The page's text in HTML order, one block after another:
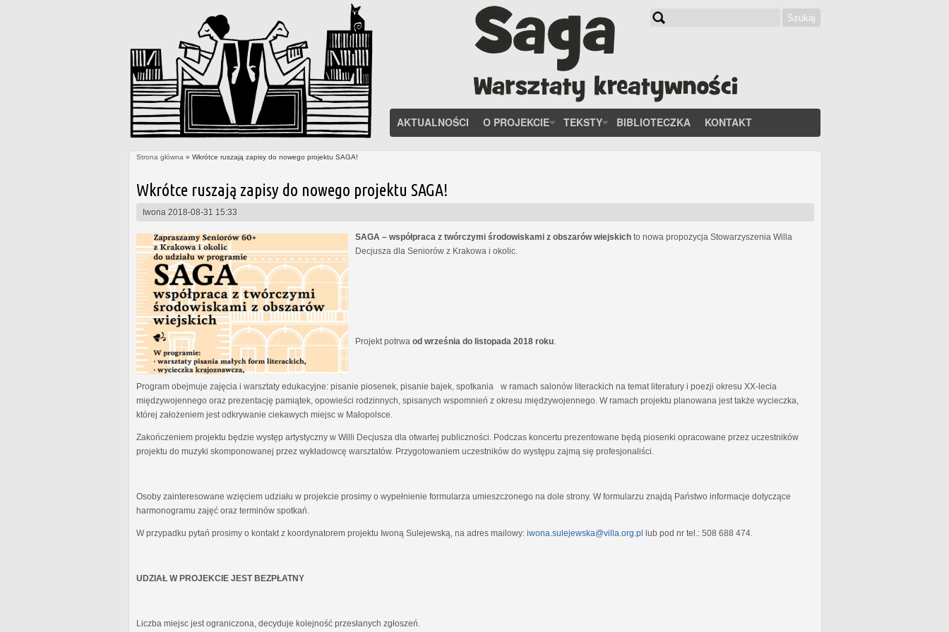
Szukaj
AKTUALNOŚCI O PROJEKCIE TEKSTY BIBLIOTECZKA KONTAKT
Strona główna » Wkrótce ruszają zapisy do nowego projektu SAGA!
Wkrótce ruszają zapisy do nowego projektu SAGA!
Iwona 2018-08-31 15:33
SAGA – współpraca z twórczymi środowiskami z obszarów wiejskich to nowa propozycja Stowarzyszenia Willa
Decjusza dla Seniorów z Krakowa i okolic.
Projekt potrwa od września do listopada 2018 roku
Program obejmuje zajęcia i warsztaty edukacyjne: pisanie piosenek, pisanie bajek, spotkania w ramach salonów literackich na temat literatury i poezji okresu XX-lecia
międzywojennego oraz prezentację pamiątek, opowieści rodzinnych, spisanych wspomnień z okresu międzywojennego. W ramach projektu planowana jest także wycieczka,
której założeniem jest odkrywanie ciekawych miejsc w Małopolsce.
Zakończeniem projektu będzie występ artystyczny w Willi Decjusza dla otwartej publiczności. Podczas koncertu prezentowane będą piosenki opracowane przez uczestników
projektu do muzyki skomponowanej przez wykładowcę warsztatów. Przygotowaniem uczestników do występu zajmą się profesjonaliści.
Osoby zainteresowane wzięciem udziału w projekcie prosimy o wypełnienie formularza umieszczonego na dole strony. W formularzu znajdą Państwo informacje dotyczące
harmonogramu zajęć oraz terminów spotkań.
W przypadku pytań prosimy o kontakt z koordynatorem projektu Iwoną Sulejewską, na adres mailowy: iwona.sulejewska@villa.org.pl lub pod nr tel.: 508 688 474.
UDZIAŁ W PROJEKCIE JEST BEZPŁATNY
Liczba miejsc jest ograniczona, decyduje kolejność przesłanych zgłoszeń.